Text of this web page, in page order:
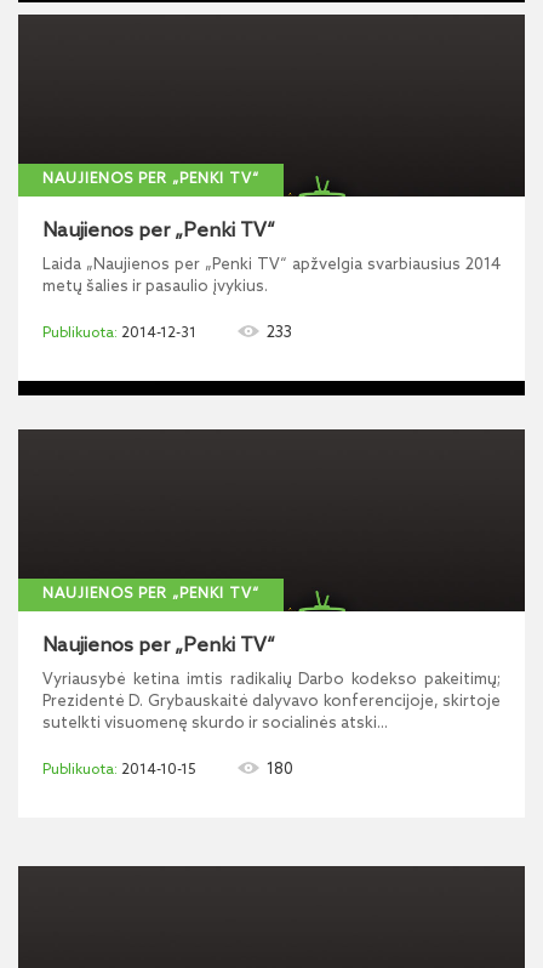
NAUJIENOS PER „PENKI TV“
Naujienos per „Penki TV“
Laida „Naujienos per „Penki TV“ apžvelgia svarbiausius 2014
metų šalies ir pasaulio įvykius.
2014-12-31 233
NAUJIENOS PER „PENKI TV“
Naujienos per „Penki TV“
Vyriausybė ketina imtis radikalių Darbo kodekso pakeitimų;
Prezidentė D. Grybauskaitė dalyvavo konferencijoje, skirtoje
sutelkti visuomenę skurdo ir socialinės atski...
2014-10-15 180